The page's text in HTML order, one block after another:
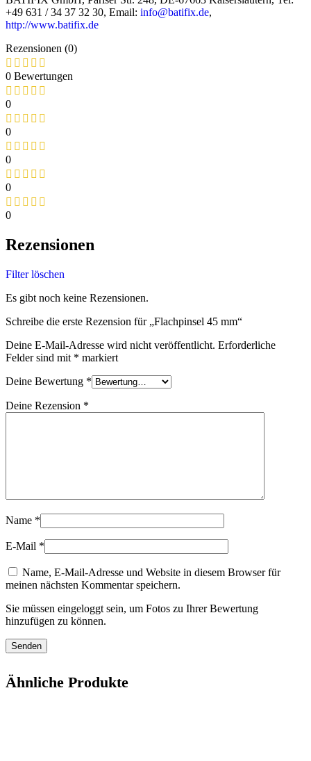
+49 631 / 34 37 32 30, Email: info@batifix.de,
http://www.batifix.de
Rezensionen (0)
0 Bewertungen
0
0
0
0
0
Rezensionen
Filter löschen
Es gibt noch keine Rezensionen.
Schreibe die erste Rezension für „Flachpinsel 45 mm“
Deine E-Mail-Adresse wird nicht veröffentlicht. Erforderliche
Felder sind mit * markiert
Deine Bewertung *
Deine Rezension *
Name *
E-Mail *
Name, E-Mail-Adresse und Website in diesem Browser für
meinen nächsten Kommentar speichern.
Sie müssen eingeloggt sein, um Fotos zu Ihrer Bewertung
hinzufügen zu können.
Ähnliche Produkte